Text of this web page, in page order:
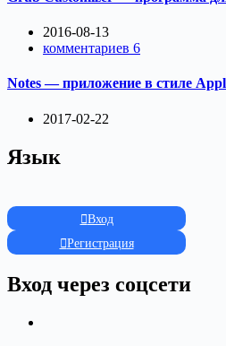
2016-08-13
комментариев 6
Notes — приложение в стиле
2017-02-22
Язык
Вход
Регистрация
Вход через соцсети